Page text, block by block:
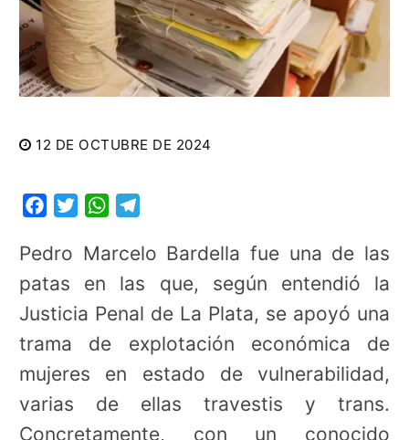
12 DE OCTUBRE DE 2024
FacebookTwitterWhatsApp
Pedro Marcelo Bardella fue una de las
patas en las que, según entendió la
Justicia Penal de La Plata, se apoyó una
trama de explotación económica de
mujeres en estado de vulnerabilidad,
varias de ellas travestis y trans.
Concretamente, con un conocido